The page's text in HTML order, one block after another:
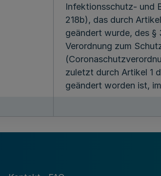
Infektionsschutz- und
218b), das durch
geändert wurde, des
Verordnung zum
zuletzt durch Artikel 1
geändert worden ist,